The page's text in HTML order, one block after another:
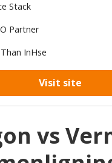
Stack
Partner
InHse
Visit site
vs